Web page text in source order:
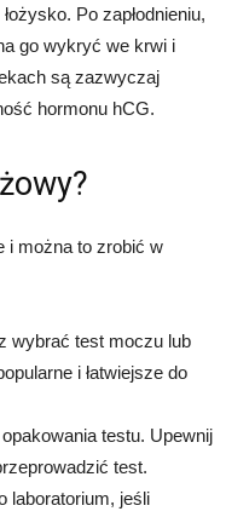
Po zapłodnieniu,
go wykryć we krwi i
są zazwyczaj
hormonu hCG.
i można to zrobić w
wybrać test moczu lub
i łatwiejsze do
testu. Upewnij
test.
laboratorium, jeśli